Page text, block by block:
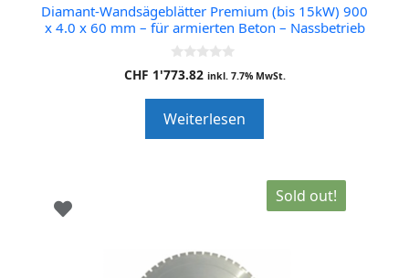
Diamant-Wandsägeblätter Premium (bis 15kW) 900
x 4.0 x 60 mm – für armierten Beton – Nassbetrieb
0
o
o
f
5
CHF 1'773.82 inkl. 7.7% MwSt.
Weiterlesen
Sold out!